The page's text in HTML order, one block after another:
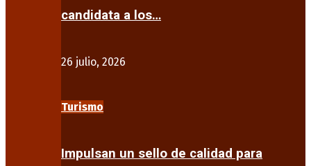
candidata a los…
26 julio, 2026
Turismo
Impulsan un sello de calidad para